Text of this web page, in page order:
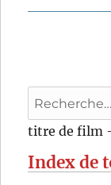
Recherche
pour
:
titre de film
Index de